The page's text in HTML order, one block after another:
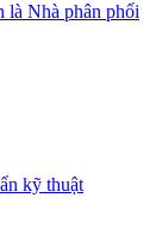
Nhà phân phối
kỹ thuật